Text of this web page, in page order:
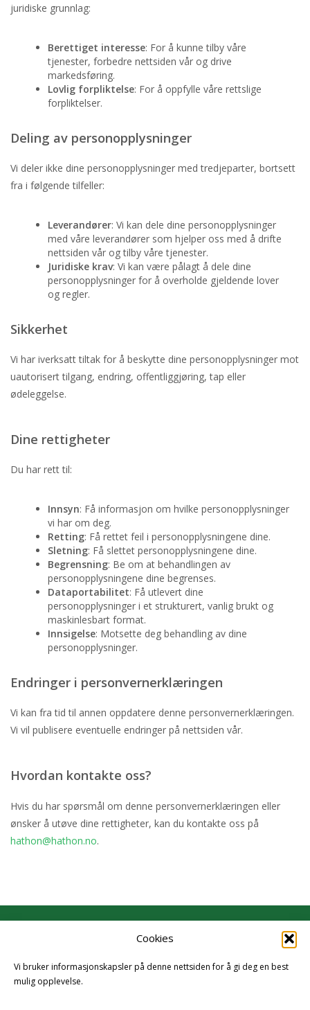
Cookies
Vi bruker informasjonskapsler på denne nettsiden for å gi deg en best
mulig opplevelse.
juridiske grunnlag:
Berettiget interesse: For å kunne tilby våre
tjenester, forbedre nettsiden vår og drive
markedsføring.
Lovlig forpliktelse: For å oppfylle våre rettslige
forpliktelser.
Deling av personopplysninger
Vi deler ikke dine personopplysninger med tredjeparter, bortsett
fra i følgende tilfeller:
Leverandører: Vi kan dele dine personopplysninger
med våre leverandører som hjelper oss med å drifte
nettsiden vår og tilby våre tjenester.
Juridiske krav: Vi kan være pålagt å dele dine
personopplysninger for å overholde gjeldende lover
og regler.
Sikkerhet
Vi har iverksatt tiltak for å beskytte dine personopplysninger mot
uautorisert tilgang, endring, offentliggjøring, tap eller
ødeleggelse.
Dine rettigheter
Du har rett til:
Innsyn: Få informasjon om hvilke personopplysninger
vi har om deg.
Retting: Få rettet feil i personopplysningene dine.
Sletning: Få slettet personopplysningene dine.
Begrensning: Be om at behandlingen av
personopplysningene dine begrenses.
Dataportabilitet: Få utlevert dine
personopplysninger i et strukturert, vanlig brukt og
maskinlesbart format.
Innsigelse: Motsette deg behandling av dine
personopplysninger.
Endringer i personvernerklæringen
Vi kan fra tid til annen oppdatere denne personvernerklæringen.
Vi vil publisere eventuelle endringer på nettsiden vår.
Hvordan kontakte oss?
Hvis du har spørsmål om denne personvernerklæringen eller
ønsker å utøve dine rettigheter, kan du kontakte oss på
hathon@hathon.no.
Hathon
Dronningens gate 6, 0152 Oslo